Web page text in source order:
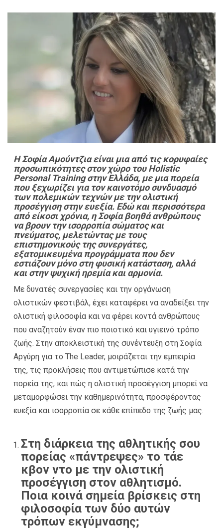
Η Σοφία Αμούντζια είναι μια από τις κορυφαίες
προσωπικότητες στον χώρο του Holistic
Personal Training στην Ελλάδα, με μια πορεία
που ξεχωρίζει για τον καινοτόμο συνδυασμό
των πολεμικών τεχνών με την ολιστική
προσέγγιση στην ευεξία. Εδώ και περισσότερα
από είκοσι χρόνια, η Σοφία βοηθά ανθρώπους
να βρουν την ισορροπία σώματος και
πνεύματος, μελετώντας με τους
επιστημονικούς της συνεργάτες,
εξατομικευμένα προγράμματα που δεν
εστιάζουν μόνο στη φυσική κατάσταση, αλλά
και στην ψυχική ηρεμία και αρμονία.
Με δυνατές συνεργασίες και την οργάνωση
ολιστικών φεστιβάλ, έχει καταφέρει να αναδείξει την
ολιστική φιλοσοφία και να φέρει κοντά ανθρώπους
που αναζητούν έναν πιο ποιοτικό και υγιεινό τρόπο
ζωής. Στην αποκλειστική της συνέντευξη στη Σοφία
Αργύρη για το The Leader, μοιράζεται την εμπειρία
της, τις προκλήσεις που αντιμετώπισε κατά την
πορεία της, και πώς η ολιστική προσέγγιση μπορεί να
μεταμορφώσει την καθημερινότητα, προσφέροντας
ευεξία και ισορροπία σε κάθε επίπεδο της ζωής μας.
Στη διάρκεια της αθλητικής σου
πορείας «πάντρεψες» το τάε
κβον ντο με την ολιστική
προσέγγιση στον αθλητισμό.
Ποια κοινά σημεία βρίσκεις στη
φιλοσοφία των δύο αυτών
τρόπων εκγύμνασης;